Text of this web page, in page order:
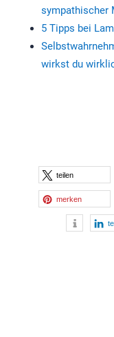
sympathischer
5 Tipps bei
wirkst du
teilen
merken